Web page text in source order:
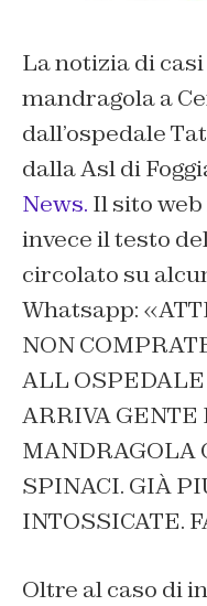
La notizia di
mandragola a
dall’ospedale
dalla Asl di
News. Il sito web
invece il testo
circolato su
Whatsapp:
NON
ALL
ARRIVA GENTE
MANDRAGOLA
SPINACI. GIÀ
INTOSSICATE.
Oltre al caso di